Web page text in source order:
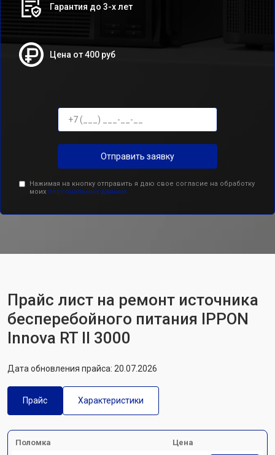
Гарантия до 3-х лет
Цена от 400 руб
Отправить заявку
Нажимая на кнопку отправить я даю свое согласие на обработку
моих персональных данных.
Прайс лист на ремонт источника
бесперебойного питания IPPON
Innova RT II 3000
Дата обновления прайса: 20.07.2026
Прайс Характеристики
Поломка Цена